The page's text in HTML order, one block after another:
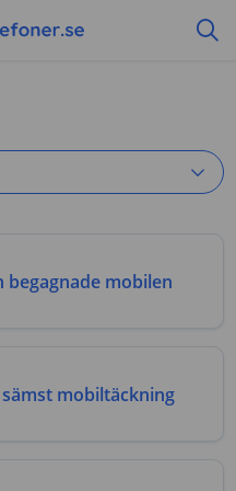
begagnade mobilen
mobiltäckning